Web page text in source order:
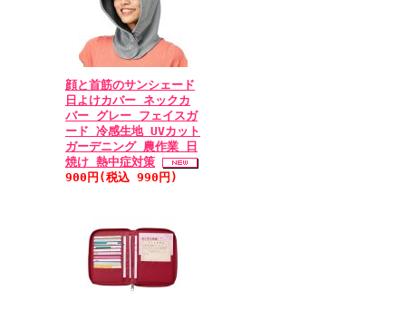
顔と首筋のサンシェード
日よけカバー ネックカ
バー グレー フェイスガ
ード 冷感生地 UVカット
ガーデニング 農作業 日
焼け 熱中症対策
900円(税込 990円)